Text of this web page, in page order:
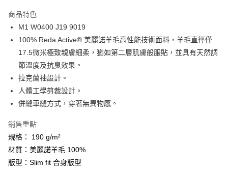
悠遊付
Google Pay
全盈+PAY
AFTEE先享後付
相關說明
【關於「AFTEE先享後付」】
AFTEE先享後付是「在收到商品之後才付款」的支付方式。 讓您購物簡單
１．簡單：不需註冊會員、不需綁卡、不需儲值。
２．便利：只要手機號碼，簡訊認證，即可結帳。
３．安心：先確認商品／服務後，再付款。
【「AFTEE先享後付」結帳流程】
ATM付款
運送方式
全家取貨付款
每筆NT$60，滿NT$599(含以上)免運費
商品特色
M1 W0400 J19 9019
100% Reda Active® 美麗諾羊毛高性能技術面料，羊毛直徑僅
17.5微米極致親膚細柔，猶如第二層肌膚般服貼，並具有天然調
節溫度及抗臭效果。
拉克蘭袖設計。
人體工學剪裁設計。
併縫車縫方式，穿著無異物感。
銷售重點
規格： 190 g/m²
材質：美麗諾羊毛 100%
版型：Slim fit 合身版型